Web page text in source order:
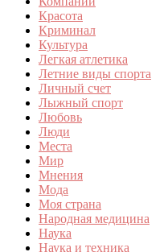
Красота
Криминал
Культура
Легкая атлетика
Летние виды спорта
Личный счет
Лыжный спорт
Любовь
Люди
Места
Мир
Мнения
Мода
Моя страна
Народная медицина
Наука
Наука и техника